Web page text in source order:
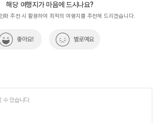
해당 여행지가 마음에 드시나요?
화 추천 시 활용하여 최적의 여행지를 추천해 드리겠습니다.
좋아요! 별로예요